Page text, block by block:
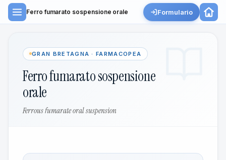
Ferro fumarato sospensione orale Formulario
GRAN BRETAGNA · FARMACOPEA
Ferro fumarato sospensione
orale
Ferrous fumarate oral suspension